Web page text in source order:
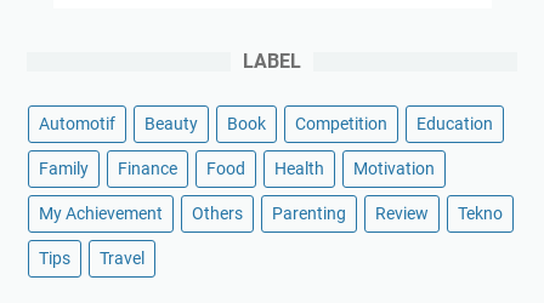
LABEL
Automotif Beauty Book Competition Education
Family Finance Food Health Motivation
My Achievement Others Parenting Review Tekno
Tips Travel